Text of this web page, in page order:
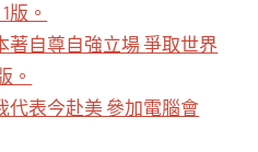
版。
著自尊自強立場 爭取世界
。
代表今赴美 參加電腦會